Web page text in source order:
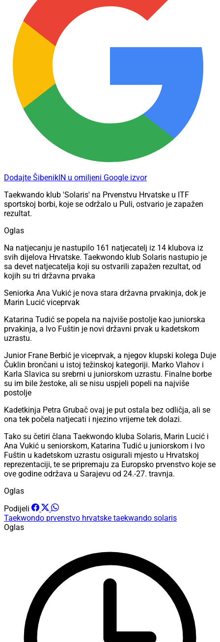
Dodajte ŠibenikIN u omiljeni Google izvor
Taekwando klub 'Solaris' na Prvenstvu Hrvatske u ITF
sportskoj borbi, koje se održalo u Puli, ostvario je zapažen
rezultat.
Oglas
Na natjecanju je nastupilo 161 natjecatelj iz 14 klubova iz
svih dijelova Hrvatske. Taekwondo klub Solaris nastupio je
sa devet natjecatelja koji su ostvarili zapažen rezultat, od
kojih su tri državna prvaka
Seniorka Ana Vukić je nova stara državna prvakinja, dok je
Marin Lucić viceprvak
Katarina Tudić se popela na naįviše postolje kao juniorska
prvakinja, a lvo Fuštin je novi državni prvak u kadetskom
uzrastu.
Junior Frane Berbić je viceprvak, a njegov klupski kolega Duje
Čuklin brončani u istoj težinskoj kategoriji. Marko Vlahov i
Karla Slavica su srebrni u juniorskom uzrastu. Finalne borbe
su im bile žestoke, ali se nisu uspjeli popeli na najviše
postolje
Kadetkinja Petra Grubač ovaj je put ostala bez odličja, ali se
ona tek počela natjecati i njezino vrijeme tek dolazi.
Tako su četiri člana Taekwondo kluba Solaris, Marin Lucić i
Ana Vukić u seniorskom, Katarina Tudić u juniorskom i Ivo
Fuštin u kadetskom uzrastu osigurali mjesto u Hrvatskoj
reprezentaciji, te se pripremaju za Europsko prvenstvo koje se
ove godine održava u Sarajevu od 24.-27. travnja.
Oglas
Podijeli
Taekwondo prvenstvo hrvatske taekwando solaris
Oglas